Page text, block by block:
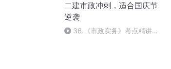
二建市政冲刺，适合国庆节
逆袭
36.《市政实务》考点精讲第